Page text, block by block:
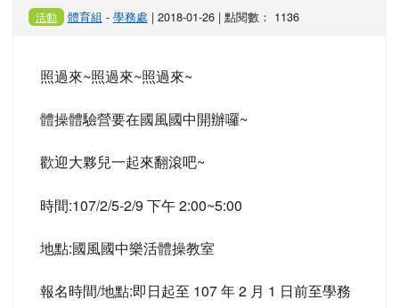
活動 體育組 - 學務處 | 2018-01-26 | 點閱數： 1136
照過來~照過來~照過來~
體操體驗營要在國風國中開辦囉~
歡迎大夥兒一起來翻滾吧~
時間:107/2/5-2/9 下午 2:00~5:00
地點:國風國中樂活體操教室
報名時間/地點:即日起至 107 年 2 月 1 日前至學務